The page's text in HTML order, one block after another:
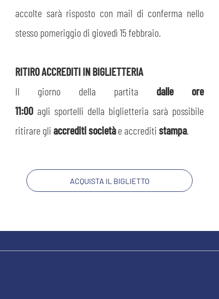
accolte sarà risposto con mail di conferma nello
stesso pomeriggio di giovedì 15 febbraio.
RITIRO ACCREDITI IN BIGLIETTERIA
Il giorno della partita dalle ore
11:00 agli sportelli della biglietteria sarà possibile
ritirare gliaccrediti societàe accreditistampa.
ACQUISTA IL BIGLIETTO